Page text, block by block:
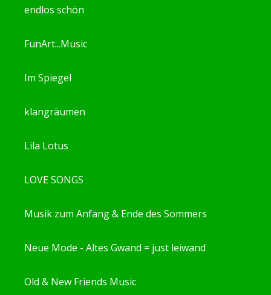
endlos schön
FunArt...Music
Im Spiegel
klangräumen
Lila Lotus
LOVE SONGS
Musik zum Anfang & Ende des Sommers
Neue Mode - Altes Gwand = just leiwand
Old & New Friends Music